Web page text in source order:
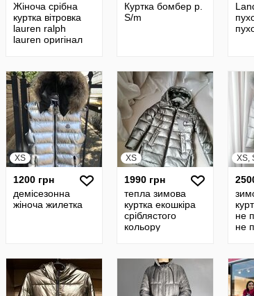
Жіноча срібна
куртка вітровка
lauren ralph
lauren оригінал
Куртка бомбер р.
S/m
XS
1200 грн
демісезонна
жіноча жилетка
XS
1990 грн
тепла зимова
куртка екошкіра
сріблястого
кольору
XS,
не
не